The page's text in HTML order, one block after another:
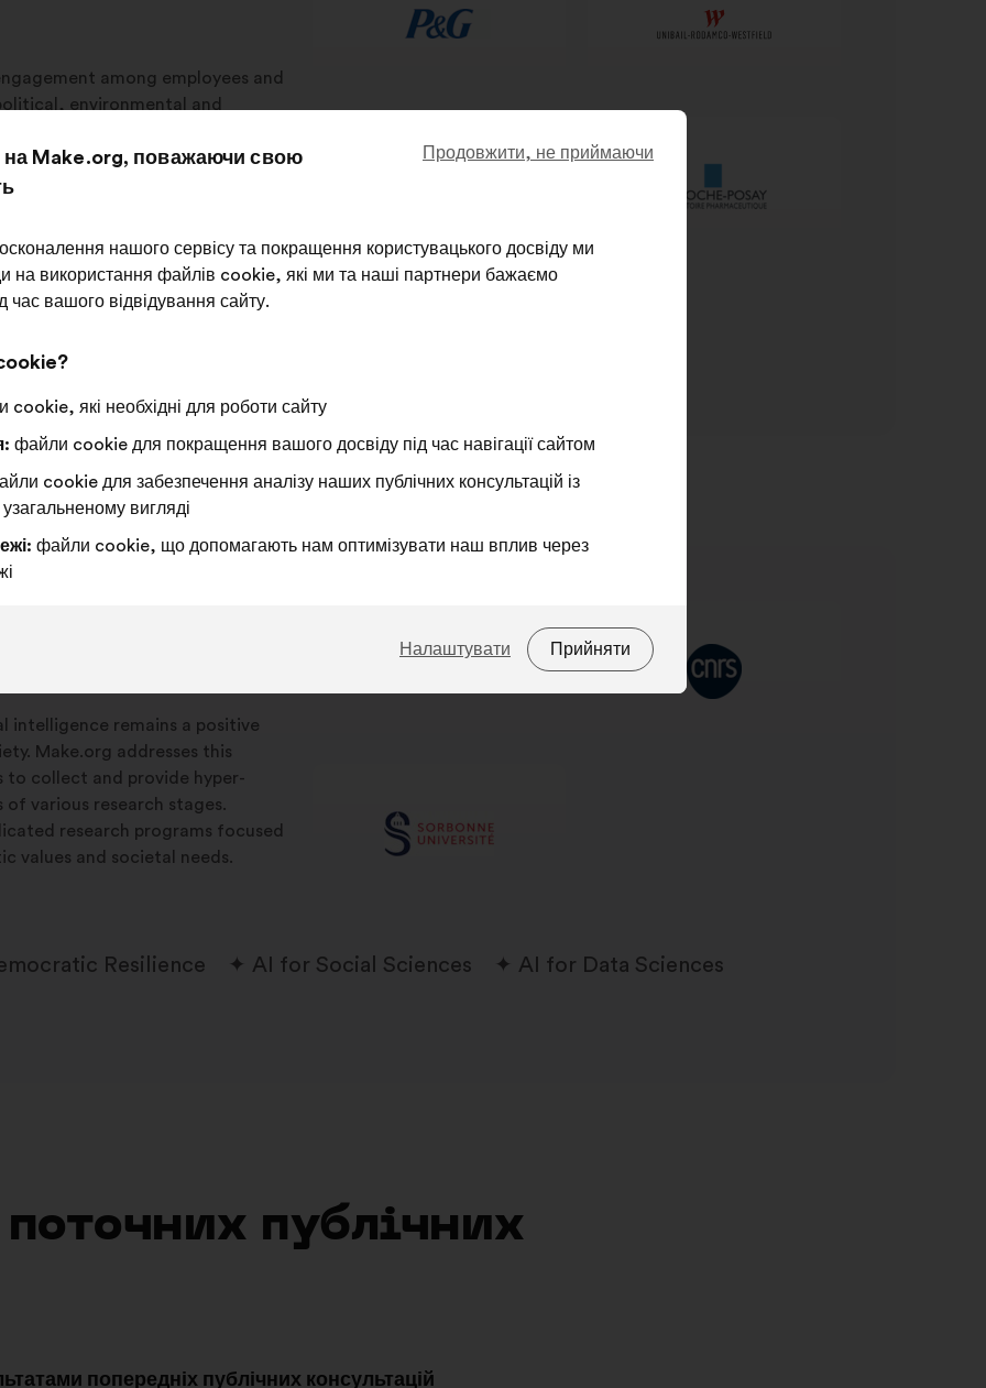
among employees and
environmental and
Make.org uses innovative
strategic, operational, and CSR
to help businesses
intelligence remains a positive
Make.org addresses this
to collect and provide hyper-
various research stages.
research programs focused
values and societal needs.
Resilience AI for Social Sciences AI for Data Sciences
публічних
попередніх публічних консультацій
Продовжити, не приймаючи
Make.org, поважаючи свою
нашого сервісу та покращення користувацького досвіду ми
на використання файлів cookie, які ми та наші партнери бажаємо
час вашого відвідування сайту.
cookie, які необхідні для роботи сайту
файли cookie для покращення вашого досвіду під час навігації сайтом
cookie для забезпечення аналізу наших публічних консультацій із
вигляді
файли cookie, що допомагають нам оптимізувати наш вплив через
Прийняти
Налаштувати